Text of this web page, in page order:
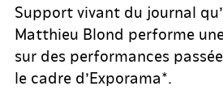
Support vivant du journal
Matthieu Blond performe
sur des performances
le cadre d’Exporama*.